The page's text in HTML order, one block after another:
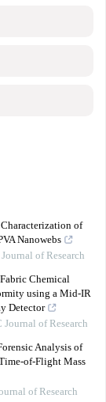
of
Nanowebs
of Research
Chemical
using a Mid-IR
Detector
Journal of Research
Analysis of
of-Flight Mass
of Research